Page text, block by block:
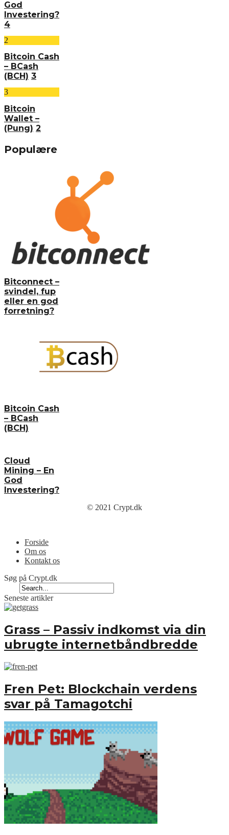
God
Investering?
4
2
Bitcoin Cash
– BCash
(BCH) 3
3
Bitcoin
Wallet –
(Pung) 2
Populære
Bitconnect –
svindel, fup
eller en god
forretning?
Bitcoin Cash
– BCash
(BCH)
Cloud
Mining – En
God
Investering?
© 2021 Crypt.dk
Forside
Om os
Kontakt os
Søg på Crypt.dk
Seneste artikler
Grass – Passiv indkomst via din
ubrugte internetbåndbredde
Fren Pet: Blockchain verdens
svar på Tamagotchi